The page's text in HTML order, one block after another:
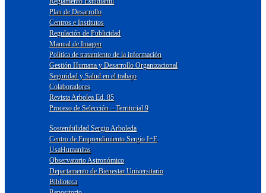
Plan de Desarrollo
Centros e Institutos
Regulación de Publicidad
Manual de Imagen
Política de tratamiento de la información
Gestión Humana y Desarrollo Organizacional
Seguridad y Salud en el trabajo
Colaboradores
Revista Arbolea Ed. 85
Proceso de Selección – Territorial 9
Sostenibilidad Sergio Arboleda
Centro de Emprendimiento Sergio I+E
UsaHumanitas
Observatorio Astronómico
Departamento de Bienestar Universitario
Biblioteca